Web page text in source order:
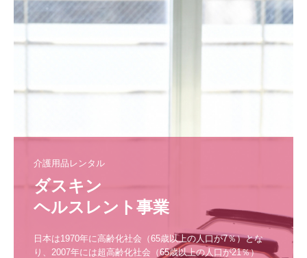
RECRUIT
LOCATION
介護用品レンタル
ダスキン
ヘルスレント事業
日本は1970年に高齢化社会（65歳以上の人口が7％）とな
り、2007年には超高齢化社会（65歳以上の人口が21％）